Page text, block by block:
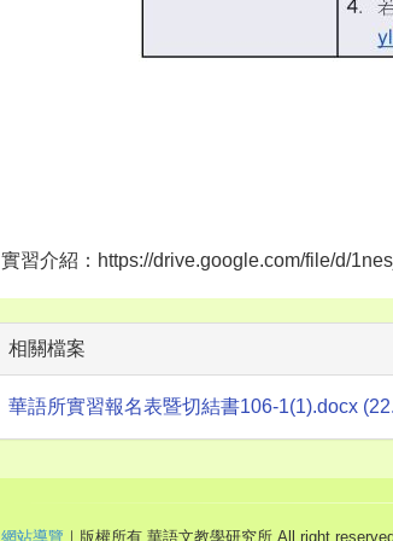
實習介紹：https://drive.google.com/file/d/
相關檔案
華語所實習報名表暨切結書106-1(1).docx
網站導覽 ｜版權所有 華語文教學研究所 All right reserved.